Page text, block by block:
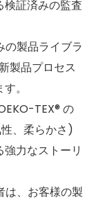
証済みの監査
の製品ライブラ
製品プロセス
。
TEX® の
、柔らかさ)
力なストーリ
は、お客様の製